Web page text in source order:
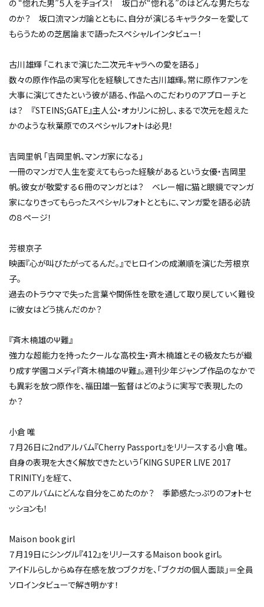
の “惚れた男”５人をチョイス！ 坂口が“惚れる”のはどんな男たちな
のか？ 坂口流マンガ論とともに、自分が演じるキャラクターを愛して
もらうための芝居論まで語ったスペシャルインタビュー！
古川雄輝 「これまで演じた二次元キャラへの愛を語る」
数々の原作作品の実写化を経験してきた古川雄輝。常に原作ファンを
大事に演じてきたという彼が語る、作品へのこだわりのアプローチと
は？ 『STEINS;GATE』主人公・オカリンに扮し、まるで次元を超えた
かのような秋葉原でのスペシャルフォトは必見！
吉岡里帆 「吉岡里帆、マンガ家になる」
一冊のマンガで人生を変えてもらった経験があるという女優・吉岡里
帆。彼女が敬愛する６冊のマンガとは？ ベレー帽に猫と眼鏡でマンガ
家になりきってもらったスペシャルフォトとともに、マンガ愛を語る必読
の８ページ！
芳根京子
映画『心が叫びたがってるんだ。』でヒロインの成瀬順を演じた芳根京
子。
過去のトラウマで失った言葉や関係性を歌を通して取り戻していく難役
に彼女はどう挑んだのか？
『斉木楠雄のΨ難』
強力な超能力を持ったクールな高校生・斉木楠雄とその級友たちが織
り成す学園コメディ『斉木楠雄のΨ難』。週刊少年ジャンプ作品のなかで
も異彩を放つ原作を、福田雄一監督はどのように実写で表現したの
か？
小倉 唯
７月26日に2ndアルバム『Cherry Passport』をリリースする小倉 唯。
自身の表現を大きく解放できたという「KING SUPER LIVE 2017
TRINITY」を経て、
このアルバムにどんな自分をこめたのか？ 季節感たっぷりのフォトセ
ッションも！
Maison book girl
７月19日にシングル『412』をリリースするMaison book girl。
アイドルらしからぬ存在感を放つブクガを、「ブクガの個人面談」＝全員
ソロインタビューで解き明かす！